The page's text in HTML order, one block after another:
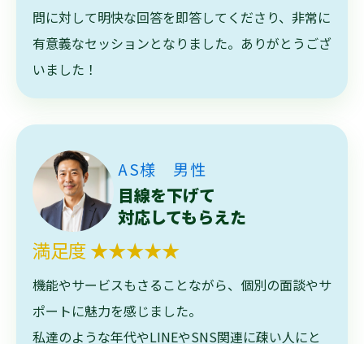
問に対して明快な回答を即答してくださり、非常に
有意義なセッションとなりました。ありがとうござ
いました！
AS様 男性
目線を下げて
対応してもらえた
満足度 ★★★★★
機能やサービスもさることながら、個別の面談やサ
ポートに魅力を感じました。
私達のような年代やLINEやSNS関連に疎い人にと